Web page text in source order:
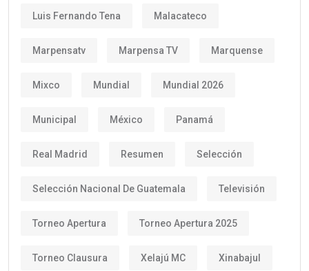
Luis Fernando Tena Malacateco
Marpensatv Marpensa TV Marquense
Mixco Mundial Mundial 2026
Municipal México Panamá
Real Madrid Resumen Selección
Selección Nacional De Guatemala Televisión
Torneo Apertura Torneo Apertura 2025
Torneo Clausura Xelajú MC Xinabajul